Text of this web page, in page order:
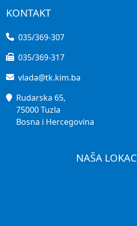
KONTAKT
035/369-307
035/369-317
vlada@tk.kim.ba
Rudarska 65,
75000 Tuzla
Bosna i Hercegovina
NAŠA